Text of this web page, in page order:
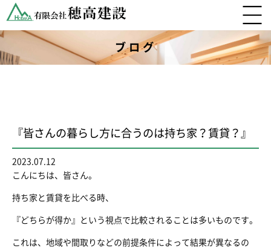
ブログ
『皆さんの暮らし方に合うのは持ち家？賃貸？』
2023.07.12
こんにちは、皆さん。
持ち家と賃貸を比べる時、
『どちらが得か』という視点で比較されることは多いものです。
これは、地域や間取りなどの前提条件によって結果が異なるの